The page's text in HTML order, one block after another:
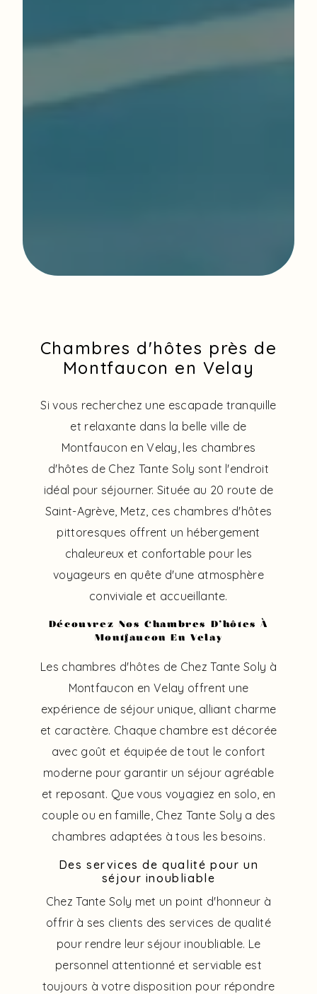
Chambres d'hôtes près de
Montfaucon en Velay
Si vous recherchez une escapade tranquille
et relaxante dans la belle ville de
Montfaucon en Velay, les chambres
d'hôtes de Chez Tante Soly sont l'endroit
idéal pour séjourner. Située au 20 route de
Saint-Agrève, Metz, ces chambres d'hôtes
pittoresques offrent un hébergement
chaleureux et confortable pour les
voyageurs en quête d'une atmosphère
conviviale et accueillante.
Découvrez Nos Chambres D'hôtes À
Montfaucon En Velay
Les chambres d'hôtes de Chez Tante Soly à
Montfaucon en Velay offrent une
expérience de séjour unique, alliant charme
et caractère. Chaque chambre est décorée
avec goût et équipée de tout le confort
moderne pour garantir un séjour agréable
et reposant. Que vous voyagiez en solo, en
couple ou en famille, Chez Tante Soly a des
chambres adaptées à tous les besoins.
Des services de qualité pour un
séjour inoubliable
Chez Tante Soly met un point d'honneur à
offrir à ses clients des services de qualité
pour rendre leur séjour inoubliable. Le
personnel attentionné et serviable est
toujours à votre disposition pour répondre